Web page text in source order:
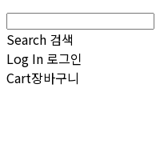
Search 검색
Log In 로그인
Cart장바구니